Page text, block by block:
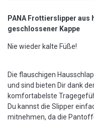
PANA Frottierslipper aus
geschlossener Kappe
Nie wieder kalte Füße!
Die flauschigen
und sind bieten Dir dank
komfortabelste
Du kannst die Slipper
mitnehmen, da die